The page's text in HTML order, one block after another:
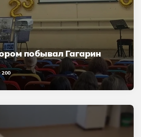
побывал Гагарин
200